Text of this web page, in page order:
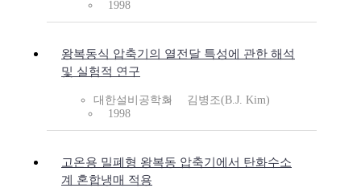
1998
왕복동식 압축기의 열전달 특성에 관한 해석
및 실험적 연구
대한설비공학회
김병조(B.J. Kim)
1998
고온용 밀폐형 왕복동 압축기에서 탄화수소
계 혼합냉매 적용